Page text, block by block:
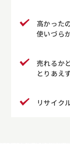
高かった
使いづら
売れるか
とりあえ
リサイク